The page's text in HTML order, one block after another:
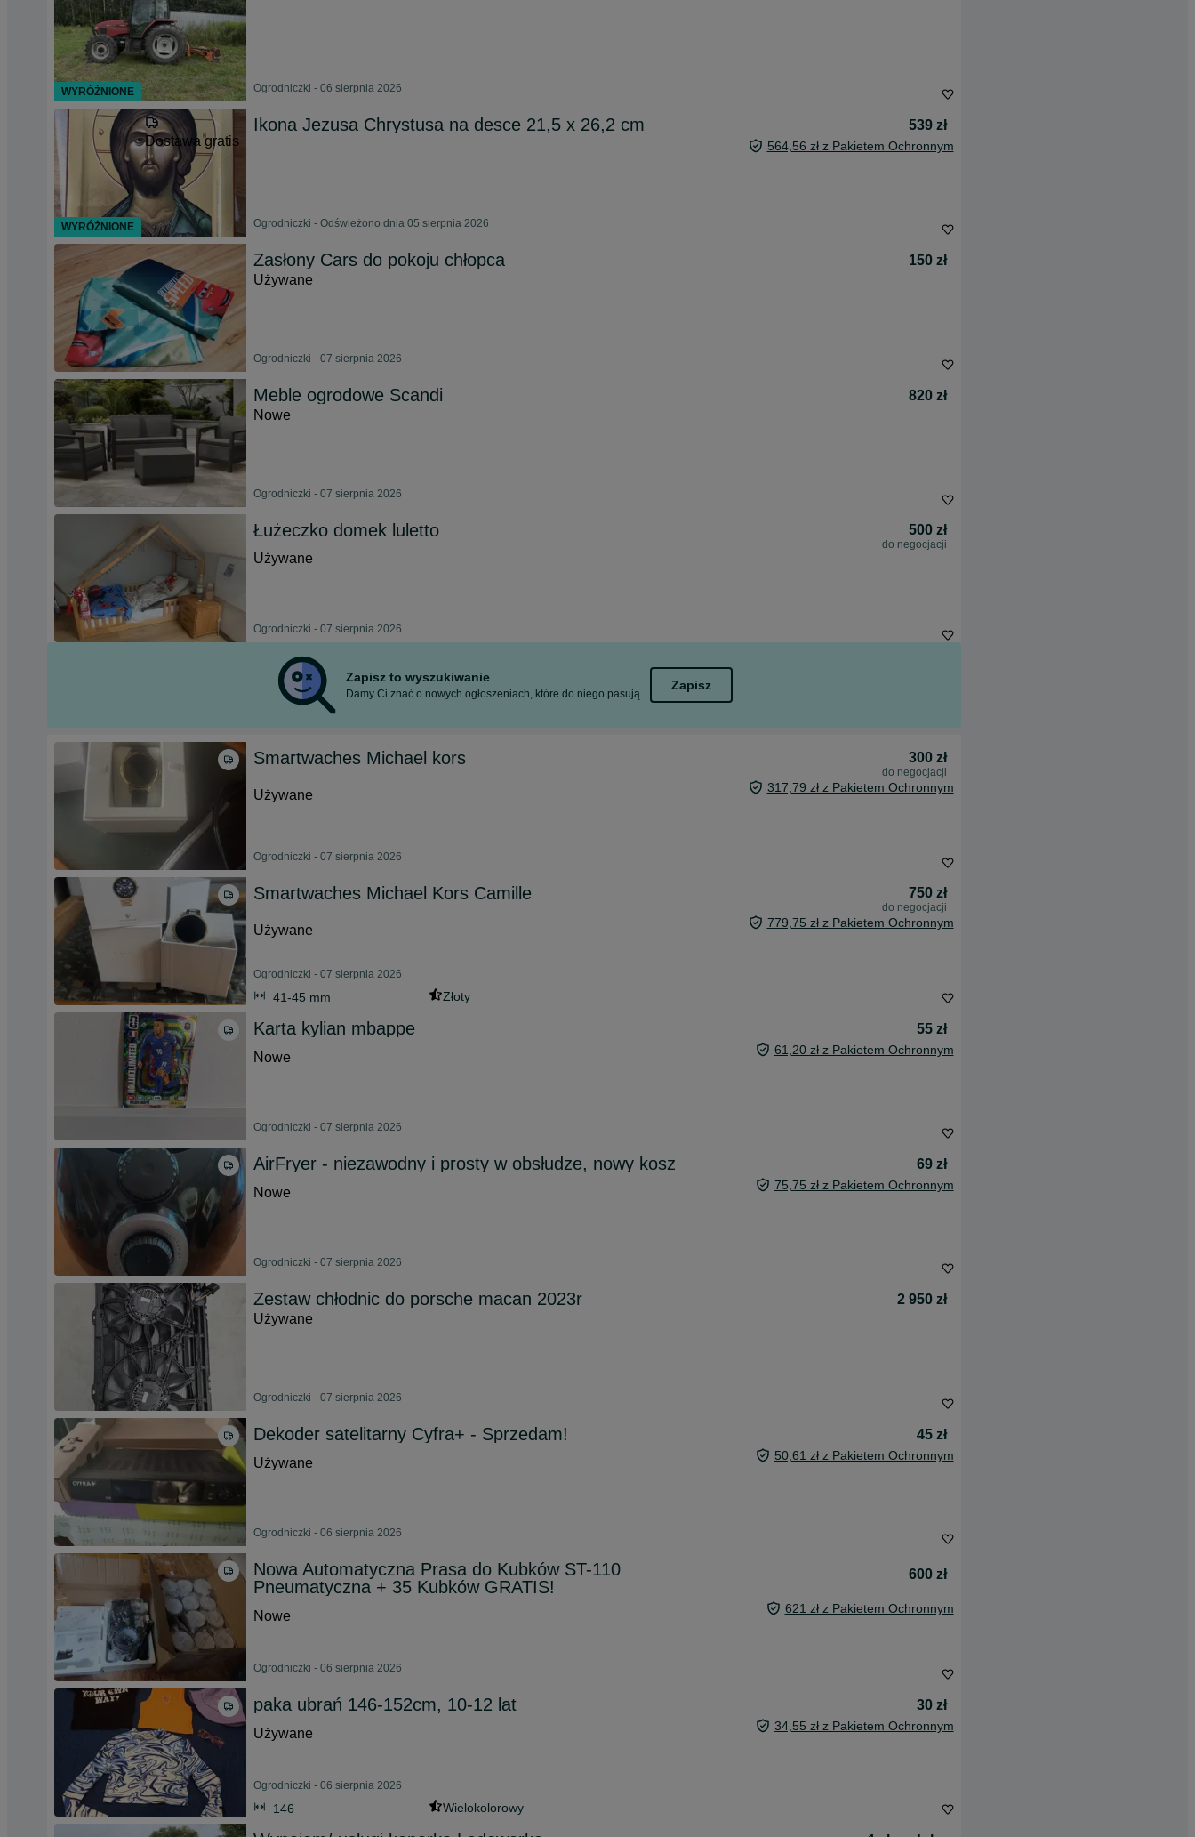
Ogrodniczki - 06 sierpnia 2026
Dostawa gratis
Ikona Jezusa Chrystusa na desce 21,5 x 26,2 cm 539 zł
564,56 zł z Pakietem Ochronnym
Ogrodniczki - Odświeżono dnia 05 sierpnia 2026
Zasłony Cars do pokoju chłopca
150 zł
Używane
Ogrodniczki - 07 sierpnia 2026
Meble ogrodowe Scandi
820 zł
Nowe
Ogrodniczki - 07 sierpnia 2026
Łużeczko domek luletto 500 zł
do negocjacji
Używane
Ogrodniczki - 07 sierpnia 2026
Zapisz to wyszukiwanie
Damy Ci znać o nowych ogłoszeniach, które do niego pasują.
Zapisz
Smartwaches Michael kors 300 zł
do negocjacji
Używane 317,79 zł z Pakietem Ochronnym
Ogrodniczki - 07 sierpnia 2026
Smartwaches Michael Kors Camille 750 zł
do negocjacji
Używane 779,75 zł z Pakietem Ochronnym
Ogrodniczki - 07 sierpnia 2026
41-45 mm Złoty
Karta kylian mbappe
55 zł
Nowe
61,20 zł z Pakietem Ochronnym
Ogrodniczki - 07 sierpnia 2026
AirFryer - niezawodny i prosty w obsłudze, nowy kosz
69 zł
Nowe
75,75 zł z Pakietem Ochronnym
Ogrodniczki - 07 sierpnia 2026
Zestaw chłodnic do porsche macan 2023r
2 950 zł
Używane
Ogrodniczki - 07 sierpnia 2026
Dekoder satelitarny Cyfra+ - Sprzedam!
45 zł
Używane
50,61 zł z Pakietem Ochronnym
Ogrodniczki - 06 sierpnia 2026
Nowa Automatyczna Prasa do Kubków ST-110
Pneumatyczna + 35 Kubków GRATIS!
600 zł
Nowe 621 zł z Pakietem Ochronnym
Ogrodniczki - 06 sierpnia 2026
paka ubrań 146-152cm, 10-12 lat
30 zł
Używane
34,55 zł z Pakietem Ochronnym
Ogrodniczki - 06 sierpnia 2026
146 Wielokolorowy
WYRÓŻNIONE
WYRÓŻNIONE